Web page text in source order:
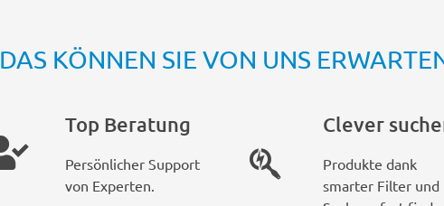
DAS KÖNNEN SIE VON UNS
Top Beratung
Persönlicher Support
von Experten.
Clever
Produkte dank
smarter Filter und